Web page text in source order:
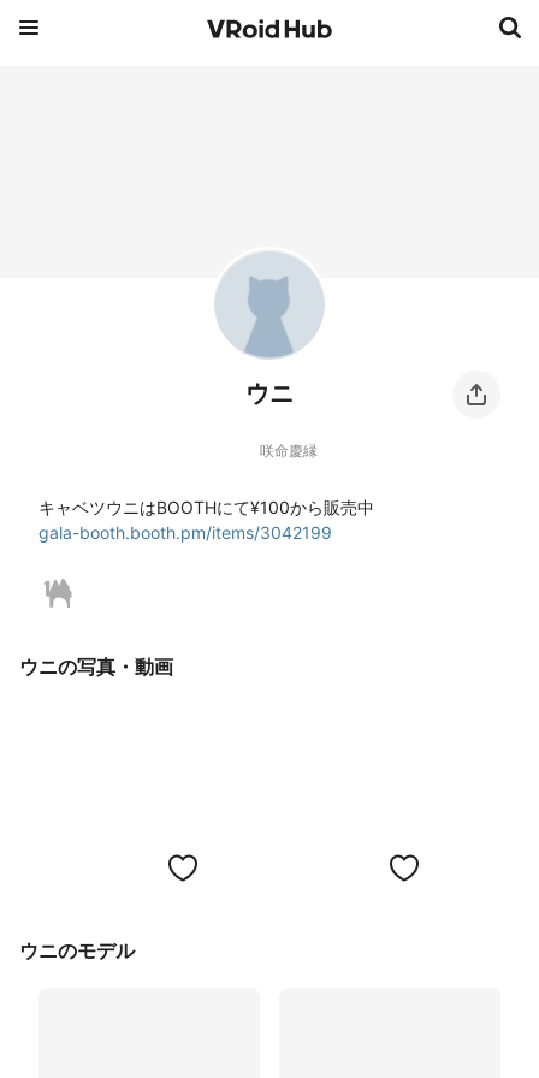
ウニ
咲命慶縁
gala-booth.booth.pm/items/3042199
ウニの写真・動画
ウニのモデル